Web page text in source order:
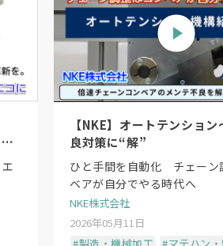
て限られるという。
度と形状を両立させることがで
幅に向上する見込みだ。これが
。建設現場など高所・危険環境
【NKE】オートテンショ
良対策に“解”
ひと手間を自動化 チェーン
ベアが自分でやる時代へ
NKE株式会社
2026年05月11日